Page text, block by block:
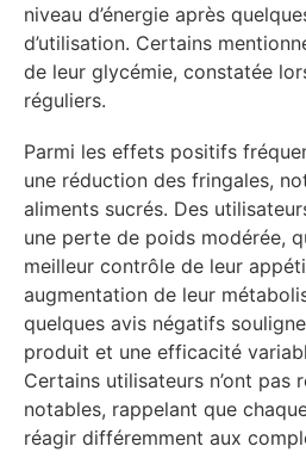
niveau d’énergie après
d’utilisation. Certains
de leur glycémie, constatée
réguliers.
Parmi les effets positifs
une réduction des fringales,
aliments sucrés. Des
une perte de poids modérée,
meilleur contrôle de leur
augmentation de leur
quelques avis négatifs
produit et une efficacité
Certains utilisateurs n’ont pas
notables, rappelant que
réagir différemment aux